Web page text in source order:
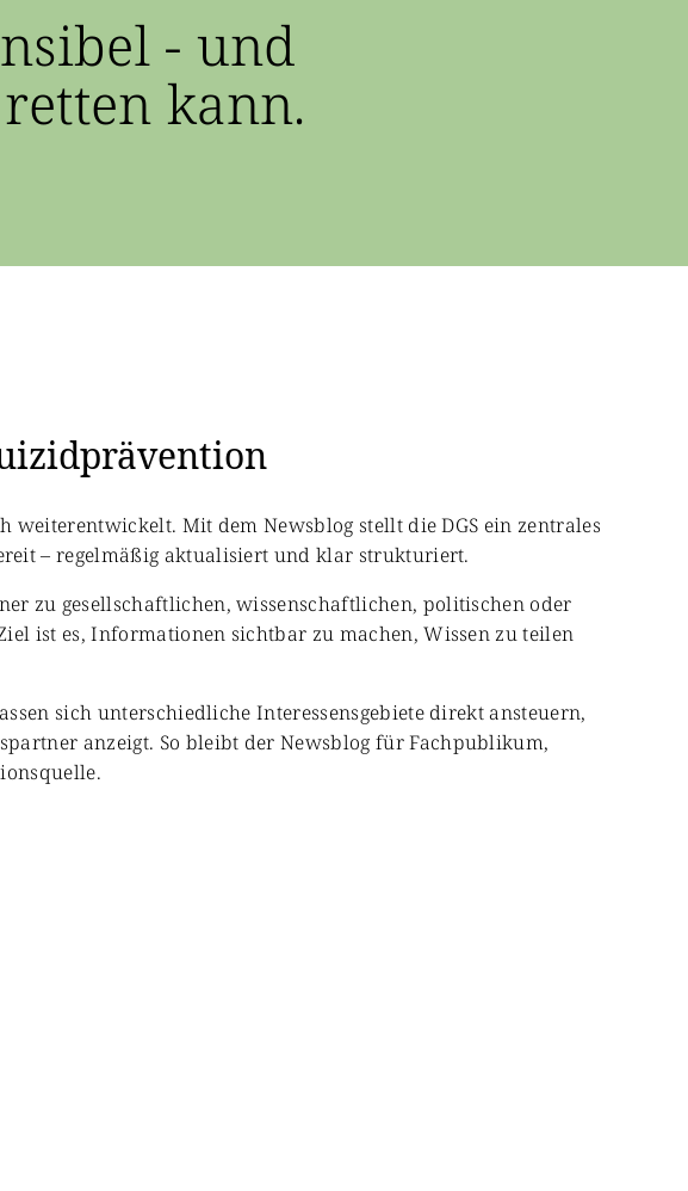
- und
kann.
Mit dem Newsblog stellt die DGS ein zentrales
– regelmäßig aktualisiert und klar strukturiert.
zu gesellschaftlichen, wissenschaftlichen, politischen oder
ist es, Informationen sichtbar zu machen, Wissen zu teilen
sich unterschiedliche Interessensgebiete direkt ansteuern,
anzeigt. So bleibt der Newsblog für Fachpublikum,